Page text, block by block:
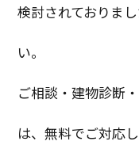
検討されておりま
い。
ご相談・建物診断
は、無料でご対応し